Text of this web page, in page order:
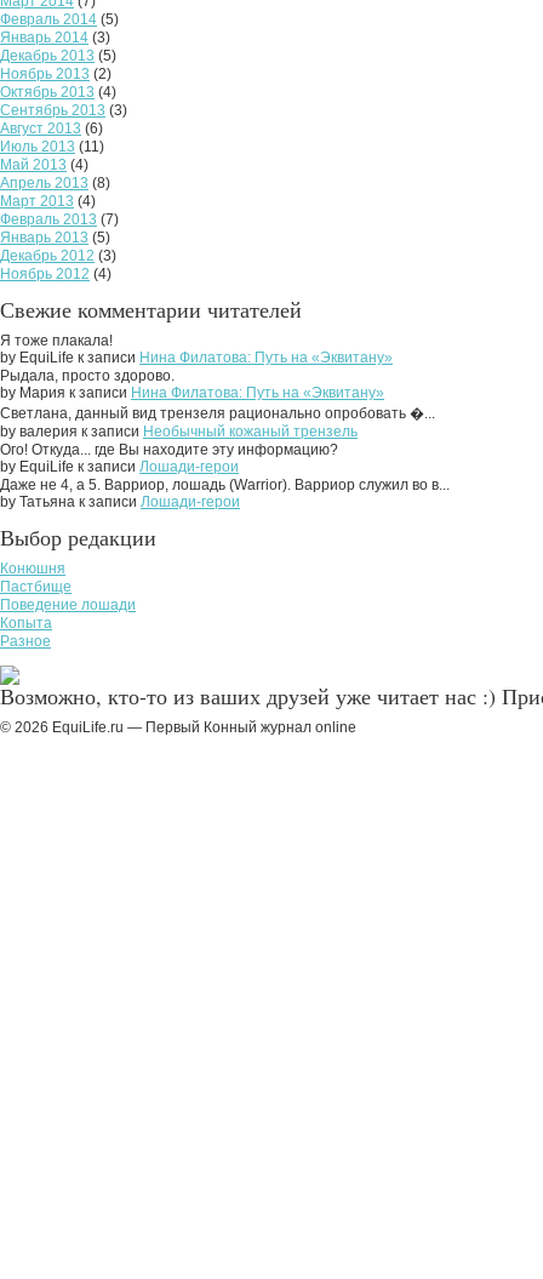
Февраль 2014 (5)
Январь 2014 (3)
Декабрь 2013 (5)
Ноябрь 2013 (2)
Октябрь 2013 (4)
Сентябрь 2013 (3)
Август 2013 (6)
Июль 2013 (11)
Май 2013 (4)
Апрель 2013 (8)
Март 2013 (4)
Февраль 2013 (7)
Январь 2013 (5)
Декабрь 2012 (3)
Ноябрь 2012 (4)
Свежие комментарии читателей
Я тоже плакала!
by EquiLife к записи Нина Филатова: Путь на «Эквитану»
Рыдала, просто здорово.
by Мария к записи Нина Филатова: Путь на «Эквитану»
Светлана, данный вид трензеля рационально опробовать �...
by валерия к записи Необычный кожаный трензель
Ого! Откуда... где Вы находите эту информацию?
by EquiLife к записи Лошади-герои
Даже не 4, а 5. Варриор, лошадь (Warrior). Варриор служил во в...
by Татьяна к записи Лошади-герои
Выбор редакции
Конюшня
Пастбище
Поведение лошади
Копыта
Разное
Возможно, кто-то из ваших друзей уже читает нас :)
© 2026 EquiLife.ru — Первый Конный журнал online